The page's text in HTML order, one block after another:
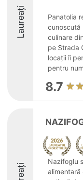
Laureați
Panatolia
cunoscută
culinare
pe Strada
locații îi
pentru
8.7
Nazifoglu
alimentară